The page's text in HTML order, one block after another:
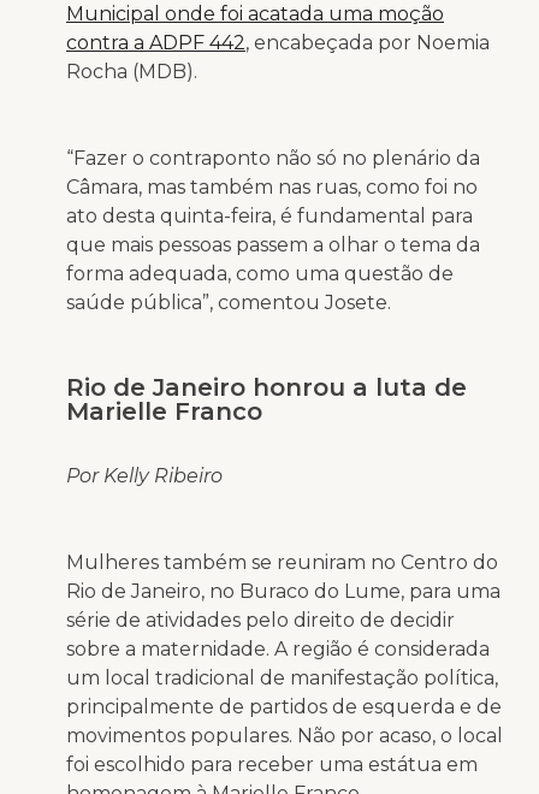
Municipal onde foi acatada uma moção
contra a ADPF 442, encabeçada por Noemia
Rocha (MDB).
“Fazer o contraponto não só no plenário da
Câmara, mas também nas ruas, como foi no
ato desta quinta-feira, é fundamental para
que mais pessoas passem a olhar o tema da
forma adequada, como uma questão de
saúde pública”, comentou Josete.
Rio de Janeiro honrou a luta de
Marielle Franco
Por Kelly Ribeiro
Mulheres também se reuniram no Centro do
Rio de Janeiro, no Buraco do Lume, para uma
série de atividades pelo direito de decidir
sobre a maternidade. A região é considerada
um local tradicional de manifestação política,
principalmente de partidos de esquerda e de
movimentos populares. Não por acaso, o local
foi escolhido para receber uma estátua em